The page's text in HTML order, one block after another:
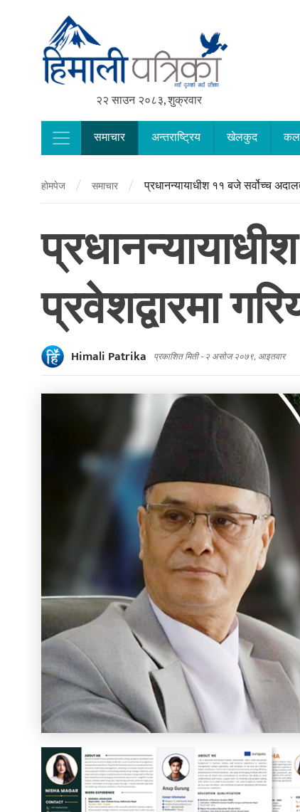
२२ साउन २०८३, शुक्रवार
Main Navigation
समाचार अन्तराष्ट्रिय खेलकुद
होमपेज / समाचार / प्रधानन्यायाधीश ११ बजे सर्वोच्च
प्रवेशद्वारमा
Himali Patrika प्रकाशित मिती - २ असोज २०७९, आइतवार